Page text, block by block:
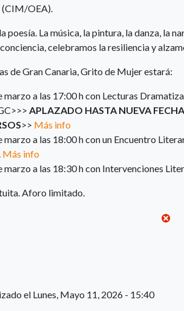
OEA).
poesía. La música, la pintura, la danza, la
celebramos la resiliencia y
de Gran Canaria, Grito de Mujer estará:
marzo a las 17:00 h con Lecturas
APLAZADO HASTA NUEVA
>> Más info
marzo a las 18:00 h con un Encuentro
Más info
marzo a las 18:30 h con Intervenciones
Aforo limitado.
el Lunes, Mayo 11, 2026 - 15:40